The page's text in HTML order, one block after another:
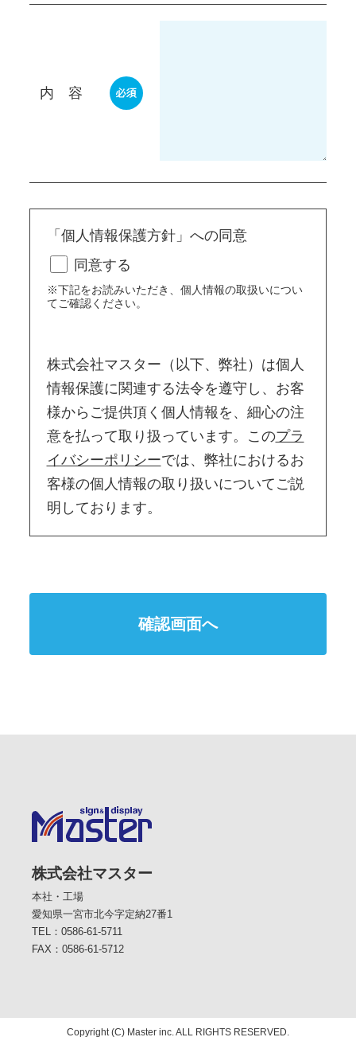
内 容
「個人情報保護方針」への同意
同意する
※下記をお読みいただき、個人情報の取扱いについ
てご確認ください。
株式会社マスター（以下、弊社）は個人
情報保護に関連する法令を遵守し、お客
様からご提供頂く個人情報を、細心の注
意を払って取り扱っています。このプラ
イバシーポリシーでは、弊社におけるお
客様の個人情報の取り扱いについてご説
明しております。
株式会社マスター
本社・工場
愛知県一宮市北今字定納27番1
TEL：0586-61-5711
FAX：0586-61-5712
Copyright (C) Master inc. ALL RIGHTS RESERVED.